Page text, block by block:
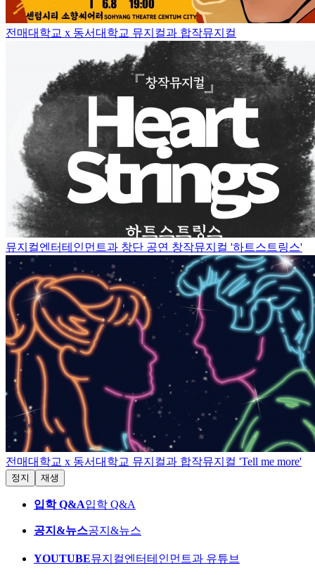
전매대학교 x 동서대학교 뮤지컬과 합작뮤지컬
뮤지컬엔터테인먼트과 창단 공연 창작뮤지컬 '하트스트링스'
전매대학교 x 동서대학교 뮤지컬과 합작뮤지컬 'Tell me more'
정지 재생
입학 Q&A입학 Q&A
공지&뉴스공지&뉴스
YOUTUBE뮤지컬엔터테인먼트과 유튜브